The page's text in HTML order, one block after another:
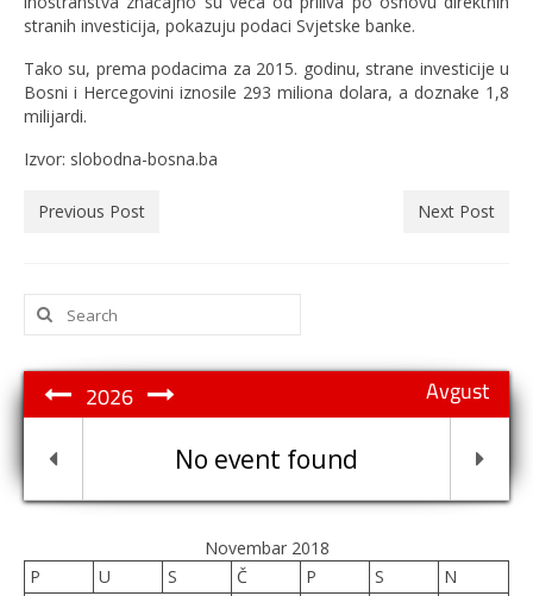
stranih investicija, pokazuju podaci Svjetske banke.
Tako su, prema podacima za 2015. godinu, strane investicije u
Bosni i Hercegovini iznosile 293 miliona dolara, a doznake 1,8
milijardi.
Izvor: slobodna-bosna.ba
Previous Post Next Post
Search
for:
Avgust
2026
No event found
Novembar 2018
P
U S Č P S
N